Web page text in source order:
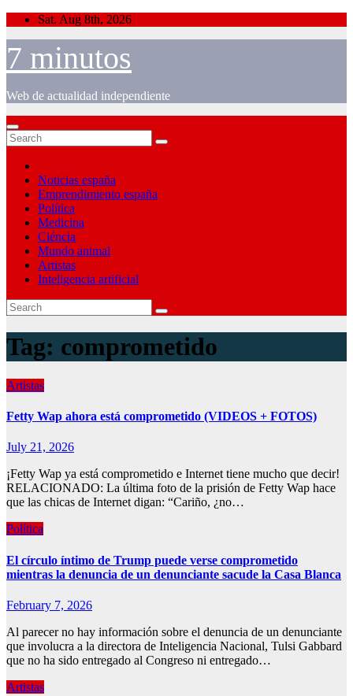
Skip
content
Sat. Aug 8th, 2026
7 minutos
Web de actualidad independiente
Noticias españa
Emprendimiento españa
Política
Medicina
Ciéncia
Mundo animal
Artistas
Inteligencia artificial
Tag: comprometido
Artistas
Fetty Wap ahora está comprometido (VIDEOS + FOTOS)
July 21, 2026
¡Fetty Wap ya está comprometido e Internet tiene mucho que decir!
RELACIONADO: La última foto de la prisión de Fetty Wap hace
que las chicas de Internet digan: “Cariño, ¿no…
Política
El círculo íntimo de Trump puede verse comprometido
mientras la denuncia de un denunciante sacude la Casa Blanca
February 7, 2026
Al parecer no hay información sobre el denuncia de un denunciante
que involucra a la directora de Inteligencia Nacional, Tulsi Gabbard
que no ha sido entregado al Congreso ni entregado…
Artistas